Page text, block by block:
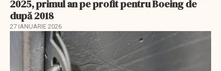
2025, primul an pe profit pentru Boeing de
după 2018
27 IANUARIE 2026